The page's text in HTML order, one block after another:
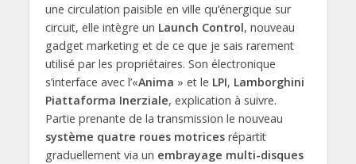
une circulation paisible en ville qu’énergique sur
circuit, elle intègre un Launch Control, nouveau
gadget marketing et de ce que je sais rarement
utilisé par les propriétaires. Son électronique
s’interface avec l’«Anima » et le LPI, Lamborghini
Piattaforma Inerziale, explication à suivre.
Partie prenante de la transmission le nouveau
système quatre roues motricesrépartit
graduellement via un embrayage multi-disques